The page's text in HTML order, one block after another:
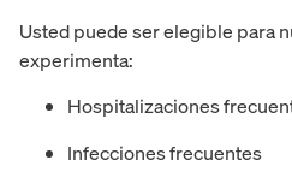
Usted puede ser elegible para
experimenta:
Hospitalizaciones
Infecciones frecuentes